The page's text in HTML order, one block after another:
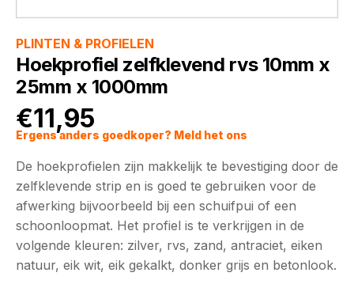
PLINTEN & PROFIELEN
Hoekprofiel zelfklevend rvs 10mm x
25mm x 1000mm
€11,95
Ergens anders goedkoper? Meld het ons
De hoekprofielen zijn makkelijk te bevestiging door de
zelfklevende strip en is goed te gebruiken voor de
afwerking bijvoorbeeld bij een schuifpui of een
schoonloopmat. Het profiel is te verkrijgen in de
volgende kleuren: zilver, rvs, zand, antraciet, eiken
natuur, eik wit, eik gekalkt, donker grijs en betonlook.